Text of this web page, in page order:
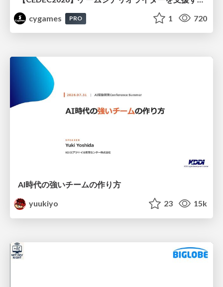
cygames
PRO 1 720
AI時代の強いチームの作り方
yuukiyo
23 15k